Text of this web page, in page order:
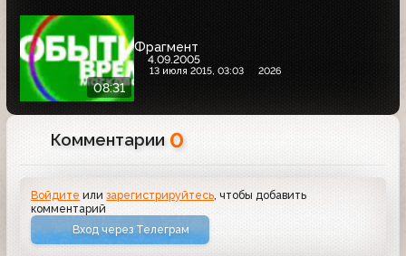
08:31
Фрагмент
4.09.2005
13 июля 2015, 03:03 2026
Комментарии 0
Войдите илизарегистрируйтесь, чтобы добавить
комментарий
Вход через Телеграм